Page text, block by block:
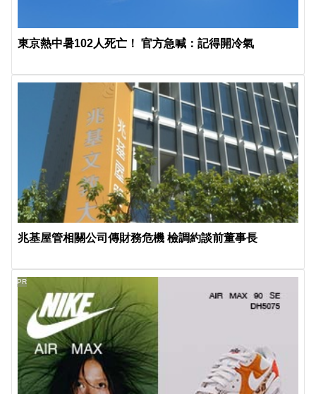
東京熱中暑102人死亡！ 官方急喊：記得開冷氣
兆基屋管相關公司傳財務危機 檢調約談前董事長
PR